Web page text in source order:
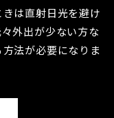
は直射日光を避け
外出が少ない方な
法が必要になりま